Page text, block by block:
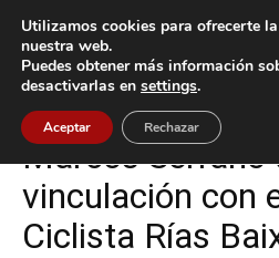
Inicio Nigrán
Nigrán
Marcos Serrano
vinculación con
Ciclista Rías
Utilizamos cookies para ofrecerte
nuestra web.
Puedes obtener más información
desactivarlas en settings.
Aceptar Rechazar